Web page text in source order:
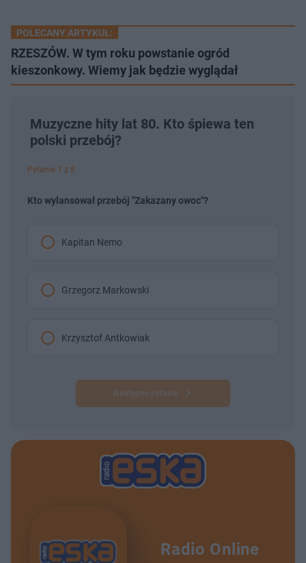
POLECANY ARTYKUŁ:
RZESZÓW. W tym roku powstanie ogród
kieszonkowy. Wiemy jak będzie wyglądał
Muzyczne hity lat 80. Kto śpiewa ten
polski przebój?
Pytanie 1 z 8
Kto wylansował przebój "Zakazany owoc"?
Kapitan Nemo
Grzegorz Markowski
Krzysztof Antkowiak
Następne pytanie
Radio Online